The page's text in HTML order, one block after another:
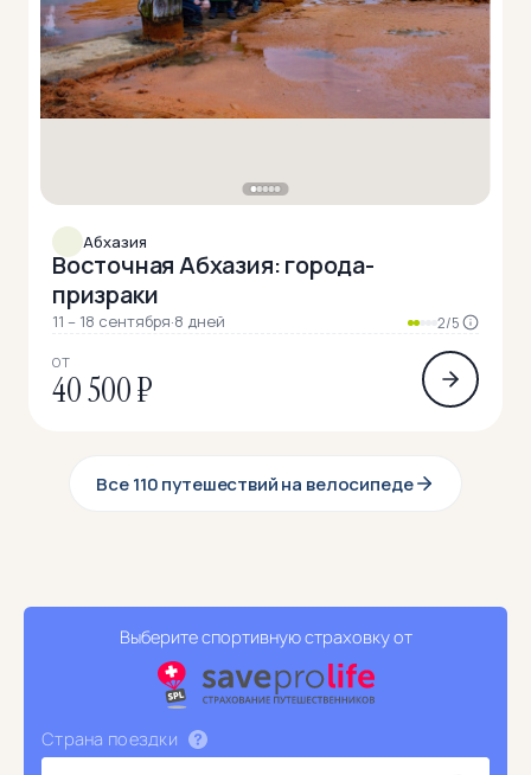
Абхазия
Восточная Абхазия: города-
призраки
11 – 18 сентября·8 дней 2/5
ОТ
40 500 ₽
Все 110 путешествий на велосипеде